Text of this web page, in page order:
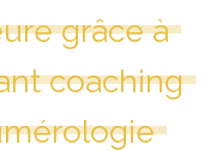
grâce à
coaching